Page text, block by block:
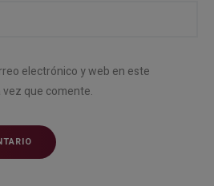
electrónico y web en este
vez que comente.